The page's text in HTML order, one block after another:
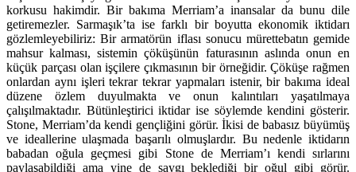
korkusu hakimdir. Bir bakıma Merriam’a inansalar da bunu dile
getiremezler. Sarmaşık’ta ise farklı bir boyutta ekonomik iktidarı
gözlemleyebiliriz: Bir armatörün iflası sonucu mürettebatın gemide
mahsur kalması, sistemin çöküşünün faturasının aslında onun en
küçük parçası olan işçilere çıkmasının bir örneğidir. Çöküşe rağmen
onlardan aynı işleri tekrar tekrar yapmaları istenir, bir bakıma ideal
düzene özlem duyulmakta ve onun kalıntıları yaşatılmaya
çalışılmaktadır. Bütünleştirici iktidar ise söylemde kendini gösterir.
Stone, Merriam’da kendi gençliğini görür. İkisi de babasız büyümüş
ve ideallerine ulaşmada başarılı olmuşlardır. Bu nedenle iktidarın
babadan oğula geçmesi gibi Stone de Merriam’ı kendi sırlarını
paylaşabildiği ama yine de saygı beklediği bir oğul gibi görür.